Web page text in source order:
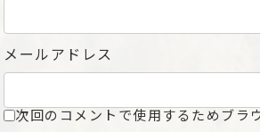
メールアドレス
次回のコメントで使用するためブラ